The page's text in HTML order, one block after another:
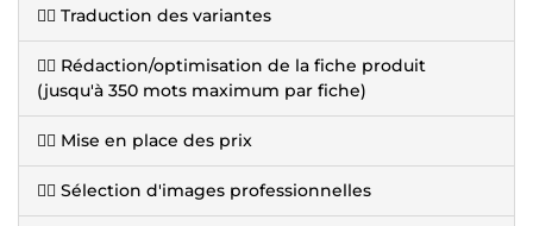
👉🏽 Traduction des variantes
👉🏽 Rédaction/optimisation de la fiche produit
(jusqu'à 350 mots maximum par fiche)
👉🏽 Mise en place des prix
👉🏽 Sélection d'images professionnelles